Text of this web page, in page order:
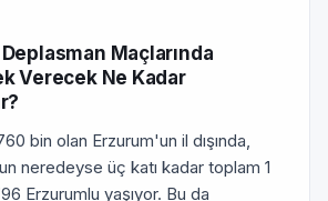
Maçlarında
Verecek Ne Kadar
bin olan Erzurum'un il dışında,
neredeyse üç katı kadar toplam 1
Erzurumlu yaşıyor. Bu da